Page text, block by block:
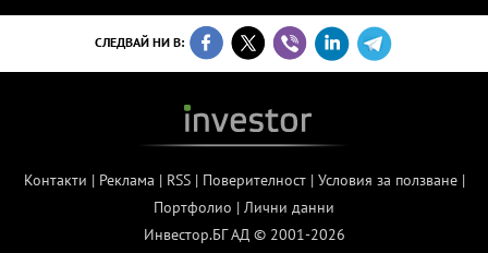
СЛЕДВАЙ НИ В:
Контакти | Реклама | RSS| Поверителност| Условия за ползване|
Портфолио | Лични данни
Инвестор.БГ АД © 2001-2026